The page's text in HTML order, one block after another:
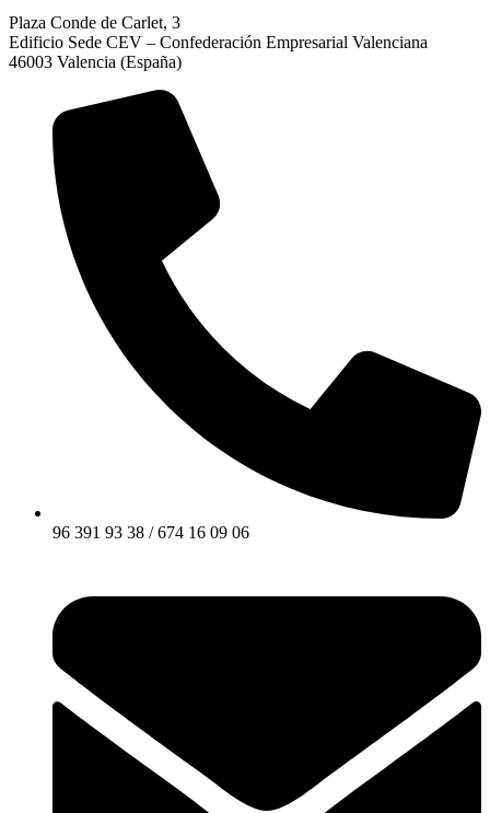
Plaza Conde de Carlet, 3
Edificio Sede CEV – Confederación Empresarial Valenciana
46003 Valencia (España)
96 391 93 38 / 674 16 09 06